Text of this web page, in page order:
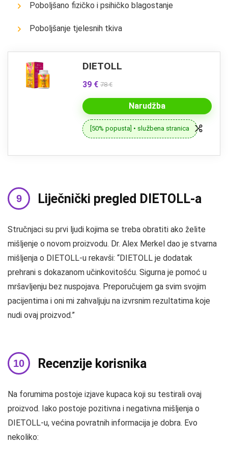
Poboljšano fizičko i psihičko blagostanje
Poboljšanje tjelesnih tkiva
DIETOLL
39 € 78 €
Narudžba
[50% popusta] • službena stranica
Liječnički pregled DIETOLL-a
Stručnjaci su prvi ljudi kojima se treba obratiti ako želite
mišljenje o novom proizvodu. Dr. Alex Merkel dao je stvarna
mišljenja o DIETOLL-u rekavši: “DIETOLL je dodatak
prehrani s dokazanom učinkovitošću. Sigurna je pomoć u
mršavljenju bez nuspojava. Preporučujem ga svim svojim
pacijentima i oni mi zahvaljuju na izvrsnim rezultatima koje
nudi ovaj proizvod.”
Recenzije korisnika
Na forumima postoje izjave kupaca koji su testirali ovaj
proizvod. Iako postoje pozitivna i negativna mišljenja o
DIETOLL-u, većina povratnih informacija je dobra. Evo
nekoliko: